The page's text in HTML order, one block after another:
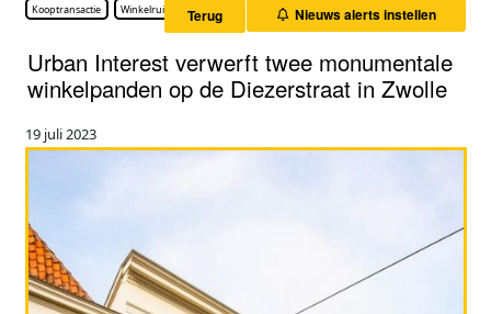
Kooptransactie Winkelruimte Terug Nieuws alerts instellen
Urban Interest verwerft twee monumentale
winkelpanden op de Diezerstraat in Zwolle
19 juli 2023